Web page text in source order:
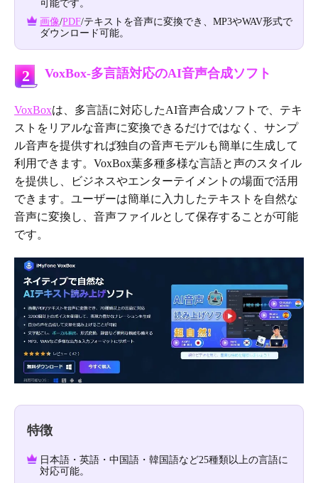
可能です。
画像/PDF/テキストを音声に変換でき、MP3やWAV形式で
ダウンロード可能。
2 VoxBox-多言語対応のAI音声合成ソフト
VoxBoxは、多言語に対応したAI音声合成ソフトで、テキ
ストをリアルな音声に変換できるだけではなく、サンプ
ル音声を提供すれば独自の音声モデルも簡単に生成して
利用できます。VoxBox葉多種多様な言語と声のスタイル
を提供し、ビジネスやエンターテイメントの場面で活用
できます。ユーザーは簡単に入力したテキストを自然な
音声に変換し、音声ファイルとして保存することが可能
です。
特徴
日本語・英語・中国語・韓国語など25種類以上の言語に
対応可能。